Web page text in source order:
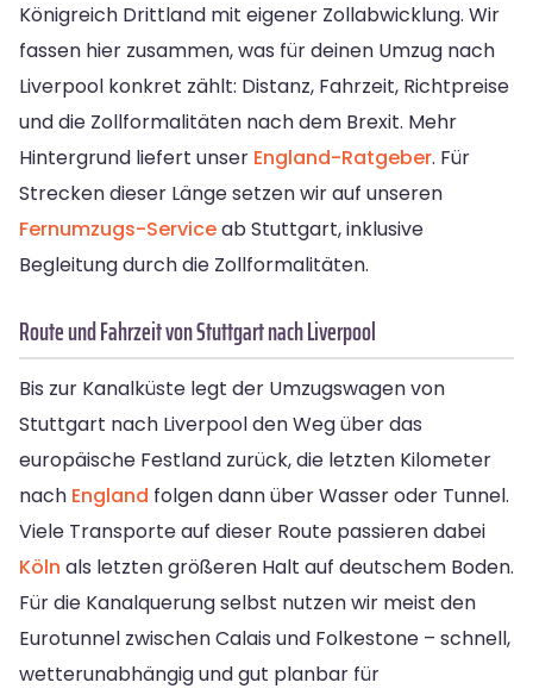
Königreich Drittland mit eigener Zollabwicklung. Wir
fassen hier zusammen, was für deinen Umzug nach
Liverpool konkret zählt: Distanz, Fahrzeit, Richtpreise
und die Zollformalitäten nach dem Brexit. Mehr
Hintergrund liefert unser England-Ratgeber. Für
Strecken dieser Länge setzen wir auf unseren
Fernumzugs-Serviceab Stuttgart, inklusive
Begleitung durch die Zollformalitäten.
Route und Fahrzeit von Stuttgart nach Liverpool
Bis zur Kanalküste legt der Umzugswagen von
Stuttgart nach Liverpool den Weg über das
europäische Festland zurück, die letzten Kilometer
nach England folgen dann über Wasser oder Tunnel.
Viele Transporte auf dieser Route passieren dabei
Köln als letzten größeren Halt auf deutschem Boden.
Für die Kanalquerung selbst nutzen wir meist den
Eurotunnel zwischen Calais und Folkestone – schnell,
wetterunabhängig und gut planbar für